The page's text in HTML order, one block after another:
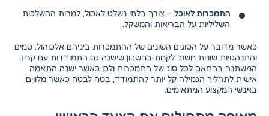
התמכרות לאוכל – צורך בלתי נשלט לאכול, למרות ההשלכות
השליליות על הבריאות והמשקל.
כאשר מדובר על הסוגים השונים של ההתמכרות ביניהם אלכוהול, סמים
והתנהגויות שונות חשוב לקחת בחשבון שישנה גם התמודדות עם קריז
המשתנה בהתאם לכל סוג של התמכרות ולכן כאשר ישנה התאמה
אישית לתהליך הגמילה קל יותר להתמודד, בטח לבטח כאשר מלווים
באנשי המקצוע המתאימים.